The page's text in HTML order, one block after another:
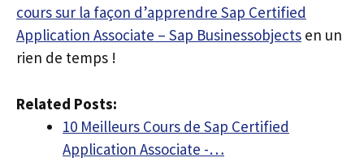
cours sur la façon d’apprendre Sap Certified
Application Associate – Sap Businessobjects en un
rien de temps !
Related Posts:
10 Meilleurs Cours de Sap Certified
Application Associate -…